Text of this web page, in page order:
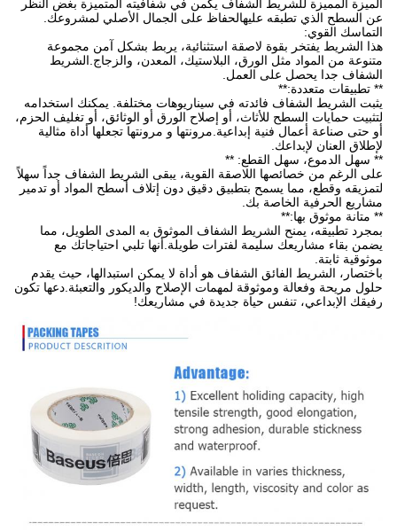
الميزة المميزة للشريط الشفاف يكمن في شفافيته المتميزة بغض النظر
عن السطح الذي تطبقه عليهالحفاظ على الجمال الأصلي لمشروعك.
التماسك القوي:
هذا الشريط يفتخر بقوة لاصقة استثنائية، يربط بشكل آمن مجموعة
متنوعة من المواد مثل الورق، البلاستيك، المعدن، والزجاج.الشريط
الشفاف جدا يحصل على العمل.
** تطبيقات متعددة:**
يثبت الشريط الشفاف فائدته في سيناريوهات مختلفة. يمكنك استخدامه
لتثبيت حمايات السطح للأثاث، أو إصلاح الورق أو الوثائق، أو تغليف الحزم،
أو حتى صناعة أعمال فنية إبداعية.مرونتها و مرونتها تجعلها أداة مثالية
لإطلاق العنان لإبداعك.
** سهل الدموع، سهل القطع: **
على الرغم من خصائصها اللاصقة القوية، يبقى الشريط الشفاف جداً سهلاً
لتمزيقه وقطع، مما يسمح بتطبيق دقيق دون إتلاف أسطح المواد أو تدمير
مشاريع الحرفية الخاصة بك.
** متانة موثوق بها:**
بمجرد تطبيقه، يمنح الشريط الشفاف الموثوق به المدى الطويل، مما
يضمن بقاء مشاريعك سليمة لفترات طويلة.أنها تلبي احتياجاتك مع
موثوقية ثابتة.
باختصار، الشريط الفائق الشفاف هو أداة لا يمكن استبدالها، حيث يقدم
حلول مريحة وفعالة وموثوقة لمهمات الإصلاح والديكور والتعبئة.دعها تكون
رفيقك الإبداعي، تنفس حياة جديدة في مشاريعك!